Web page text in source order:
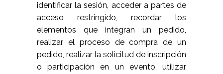
identificar la sesión, acceder a partes de
acceso restringido, recordar los
elementos que integran un pedido,
realizar el proceso de compra de un
pedido, realizar la solicitud de inscripción
o participación en un evento, utilizar